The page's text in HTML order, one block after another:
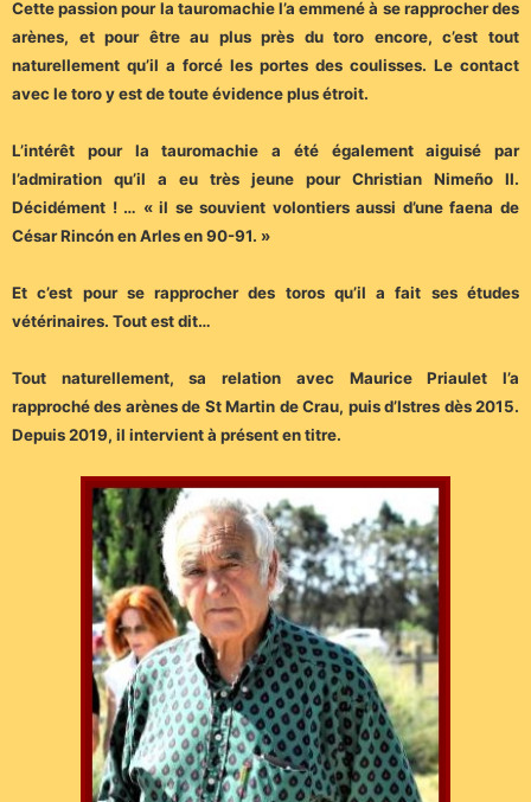
Cette passion pour la tauromachie l’a emmené à se rapprocher des
arènes, et pour être au plus près du toro encore, c’est tout
naturellement qu’il a forcé les portes des coulisses. Le contact
avec le toro y est de toute évidence plus étroit.
L’intérêt pour la tauromachie a été également aiguisé par
l’admiration qu’il a eu très jeune pour Christian Nimeño II.
Décidément ! … « il se souvient volontiers aussi d’une faena de
César Rincón en Arles en 90-91. »
Et c’est pour se rapprocher des toros qu’il a fait ses études
vétérinaires. Tout est dit…
Tout naturellement, sa relation avec Maurice Priaulet l’a
rapproché des arènes de St Martin de Crau, puis d’Istres dès 2015.
Depuis 2019, il intervient à présent en titre.